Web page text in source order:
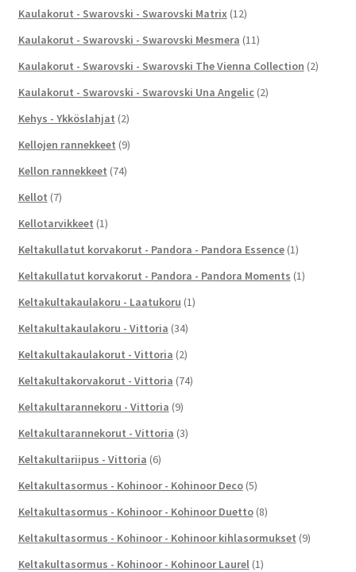
Kaulakorut - Swarovski - Swarovski Matrix (12)
Kaulakorut - Swarovski - Swarovski Mesmera (11)
Kaulakorut - Swarovski - Swarovski The Vienna Collection (2)
Kaulakorut - Swarovski - Swarovski Una Angelic (2)
Kehys - Ykköslahjat (2)
Kellojen rannekkeet (9)
Kellon rannekkeet (74)
Kellot (7)
Kellotarvikkeet (1)
Keltakullatut korvakorut - Pandora - Pandora Essence (1)
Keltakullatut korvakorut - Pandora - Pandora Moments (1)
Keltakultakaulakoru - Laatukoru (1)
Keltakultakaulakoru - Vittoria (34)
Keltakultakaulakorut - Vittoria (2)
Keltakultakorvakorut - Vittoria (74)
Keltakultarannekoru - Vittoria (9)
Keltakultarannekorut - Vittoria (3)
Keltakultariipus - Vittoria (6)
Keltakultasormus - Kohinoor - Kohinoor Deco (5)
Keltakultasormus - Kohinoor - Kohinoor Duetto (8)
Keltakultasormus - Kohinoor - Kohinoor kihlasormukset (9)
Keltakultasormus - Kohinoor - Kohinoor Laurel (1)